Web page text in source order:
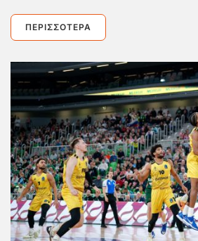
ΠΕΡΙΣΣΌΤΕΡΑ